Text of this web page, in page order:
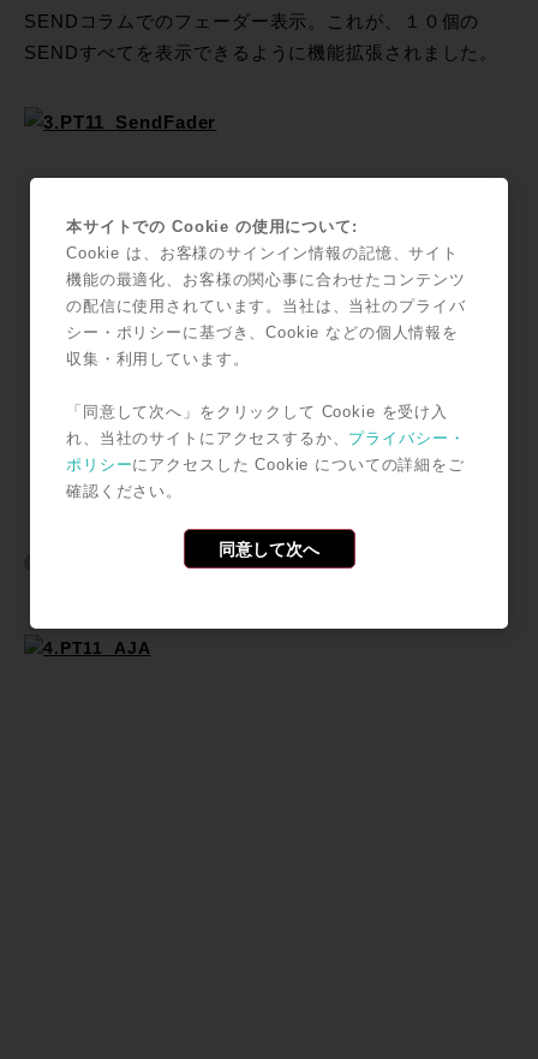
SENDコラムでのフェーダー表示。これが、１０個の
SENDすべてを表示できるように機能拡張されました。
◎サードパーティーVIDEO I/O AJAのサポート
本サイトでの Cookie の使用について:
Cookie は、お客様のサインイン情報の記憶、サイト
機能の最適化、お客様の関心事に合わせたコンテンツ
の配信に使用されています。当社は、当社のプライバ
シー・ポリシーに基づき、Cookie などの個人情報を
収集・利用しています。
「同意して次へ」をクリックして Cookie を受け入
れ、当社のサイトにアクセスするか、 プライバシー・
ポリシーにアクセスした Cookie についての詳細をご
確認ください。
同意して次へ